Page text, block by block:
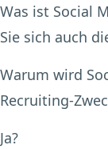
Was ist Social
Sie sich auch
Warum wird
Recruiting-
Ja?